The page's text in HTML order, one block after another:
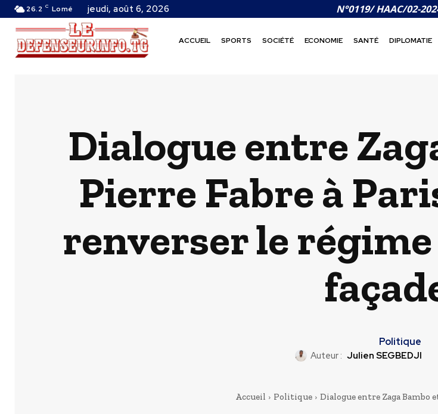
26.2 C Lomé jeudi, août 6, 2026 N°0119/ HAAC/02-
ACCUEIL SPORTS SOCIÉTÉ ECONOMIE SANTÉ DIPLOMATIE
Dialogue entre
Pierre Fabre à
renverser le
Politique
Auteur : Julien SEGBEDJI
Accueil Politique Dialogue entre Zaga Bambo